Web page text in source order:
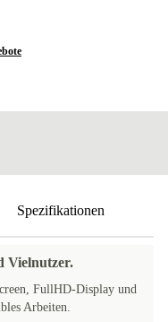
Spezifikationen
Vielnutzer.
FullHD-Display und
Arbeiten.